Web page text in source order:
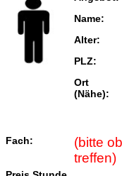
Name:
Alter:
PLZ:
Ort
(Nähe):
Fach:
(bitte
treffen)